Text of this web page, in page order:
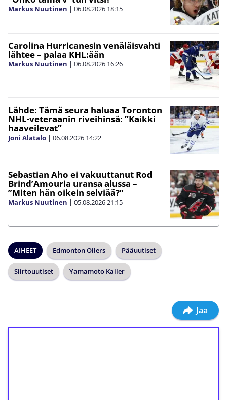
Markus Nuutinen | 06.08.2026 18:15
Carolina Hurricanesin venäläisvahti
lähtee – palaa KHL:ään
Markus Nuutinen | 06.08.2026 16:26
Lähde: Tämä seura haluaa Toronton
NHL-veteraanin riveihinsä: ”Kaikki
haaveilevat”
Joni Alatalo | 06.08.2026 14:22
Sebastian Aho ei vakuuttanut Rod
Brind’Amouria uransa alussa –
”Miten hän oikein selviää?”
Markus Nuutinen | 05.08.202621:15
AIHEET Edmonton Oilers Pääuutiset
Siirtouutiset Yamamoto Kailer
Jaa